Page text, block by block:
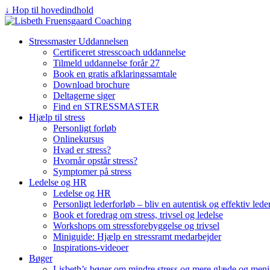
↓ Hop til hovedindhold
Stressmaster Uddannelsen
Certificeret stresscoach uddannelse
Tilmeld uddannelse forår 27
Book en gratis afklaringssamtale
Download brochure
Deltagerne siger
Find en STRESSMASTER
Hjælp til stress
Personligt forløb
Onlinekursus
Hvad er stress?
Hvornår opstår stress?
Symptomer på stress
Ledelse og HR
Ledelse og HR
Personligt lederforløb – bliv en autentisk og effektiv
Book et foredrag om stress, trivsel og ledelse
Workshops om stressforebyggelse og trivsel
Miniguide: Hjælp en stressramt medarbejder
Inspirations-videoer
Bøger